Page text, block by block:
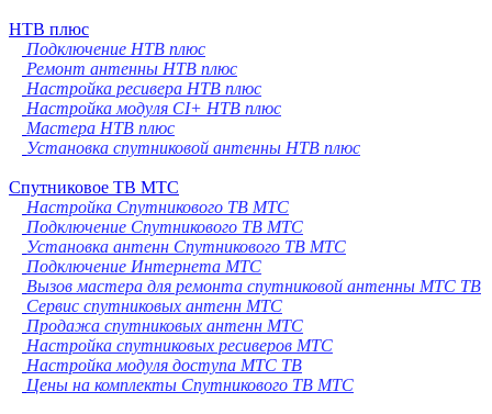
НТВ плюс
Подключение НТВ плюс
Ремонт антенны НТВ плюс
Настройка ресивера НТВ плюс
Настройка модуля CI+ НТВ плюс
Мастера НТВ плюс
Установка спутниковой антенны НТВ плюс
Спутниковое ТВ МТС
Настройка Спутникового ТВ МТС
Подключение Спутникового ТВ МТС
Установка антенн Спутникового ТВ МТС
Подключение Интернета МТС
Вызов мастера для ремонта спутниковой антенны МТС ТВ
Сервис спутниковых антенн МТС
Продажа спутниковых антенн МТС
Настройка спутниковых ресиверов МТС
Настройка модуля доступа МТС ТВ
Цены на комплекты Спутникового ТВ МТС